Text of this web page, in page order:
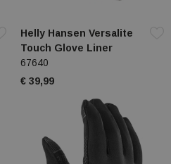
Helly Hansen Versalite
Touch Glove Liner
67640
€ 39,99